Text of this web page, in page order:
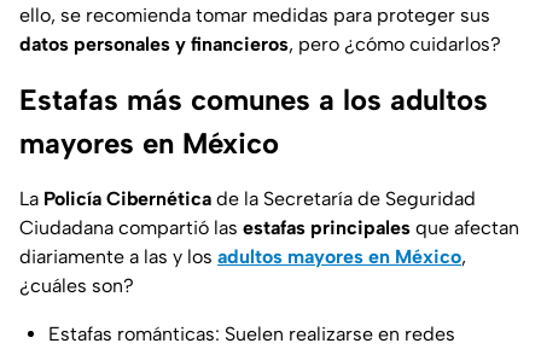
ello, se recomienda tomar medidas para proteger sus
datos personales y financieros, pero ¿cómo cuidarlos?
Estafas más comunes a los adultos
mayores en México
La Policía Cibernética de la Secretaría de Seguridad
Ciudadana compartió las estafas principales que afectan
diariamente a las y los adultos mayores en México,
¿cuáles son?
Estafas románticas: Suelen realizarse en redes